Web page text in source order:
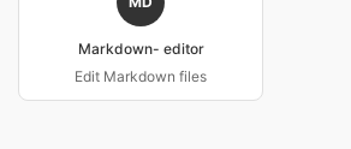
Markdown- editor
Edit Markdown files